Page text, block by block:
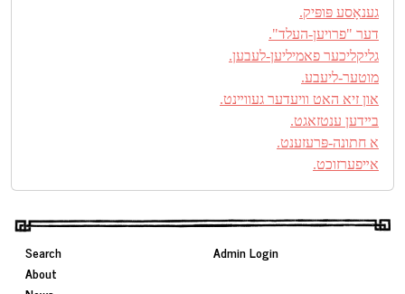
גענאָסע פּופּיק.
דער "פרויען-העלד".
גליקליכער פאמיליען-לעבען.
מוטער-ליעבע.
און זיא האט וויעדער געווײנט.
בײדען ענטזאגט.
א חתונה-פּרעזענט.
אײפערזוכט.
Search
About
Admin Login